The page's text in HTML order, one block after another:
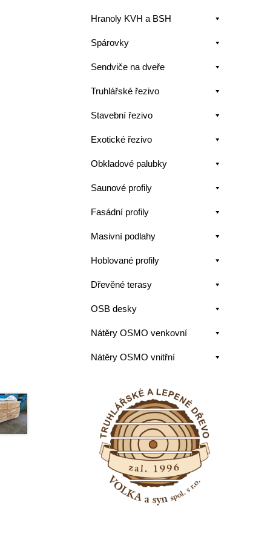
Hranoly KVH a BSH
Spárovky
Sendviče na dveře
Truhlářské řezivo
Stavební řezivo
Exotické řezivo
Obkladové palubky
Saunové profily
Fasádní profily
Masivní podlahy
Hoblované profily
Dřevěné terasy
OSB desky
Nátěry OSMO venkovní
Nátěry OSMO vnitřní